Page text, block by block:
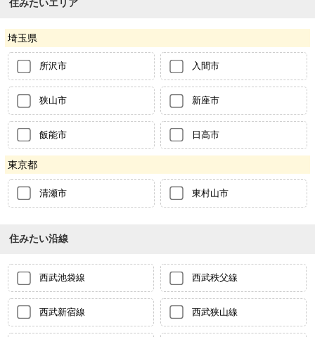
住みたいエリア
埼玉県
所沢市 入間市
狭山市 新座市
飯能市 日高市
東京都
清瀬市 東村山市
住みたい沿線
西武池袋線 西武秩父線
西武新宿線 西武狭山線